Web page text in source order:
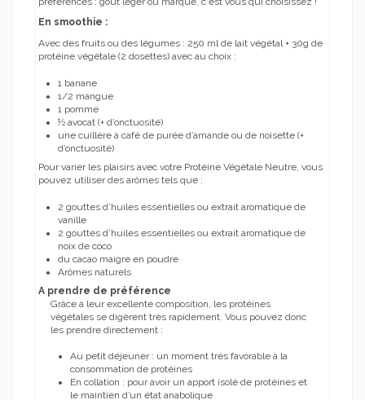
En smoothie :
Avec des fruits ou des légumes : 250 ml de lait végétal + 30g de
protéine végétale (2 dosettes) avec au choix :
1 banane
1/2 mangue
1 pomme
½ avocat (+ d’onctuosité)
une cuillère à café de purée d’amande ou de noisette (+
d’onctuosité)
Pour varier les plaisirs avec votre Protéine Végétale Neutre, vous
pouvez utiliser des arômes tels que :
2 gouttes d’huiles essentielles ou extrait aromatique de
vanille
2 gouttes d’huiles essentielles ou extrait aromatique de
noix de coco
du cacao maigre en poudre
Arômes naturels
A prendre de préférence
Grâce à leur excellente composition, les protéines
végétales se digèrent très rapidement. Vous pouvez donc
les prendre directement :
Au petit déjeuner : un moment très favorable à la
consommation de protéines
En collation : pour avoir un apport isolé de protéines et
le maintien d’un état anabolique